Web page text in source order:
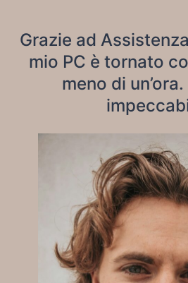
Grazie ad
mio PC è tornato
meno di